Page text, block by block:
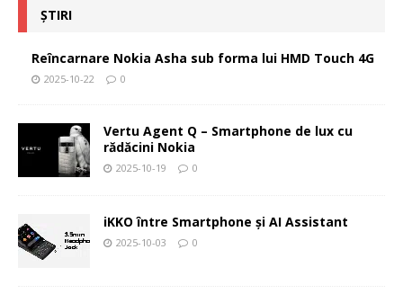
ȘTIRI
Reîncarnare Nokia Asha sub forma lui HMD Touch 4G
2025-10-22 0
Vertu Agent Q – Smartphone de lux cu
rădăcini Nokia
2025-10-19 0
iKKO între Smartphone și AI Assistant
2025-10-03 0